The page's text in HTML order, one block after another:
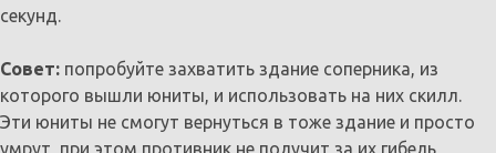
секунд.
Совет: попробуйте захватить здание соперника, из
которого вышли юниты, и использовать на них скилл.
Эти юниты не смогут вернуться в тоже здание и просто
умрут, при этом противник не получит за их гибель